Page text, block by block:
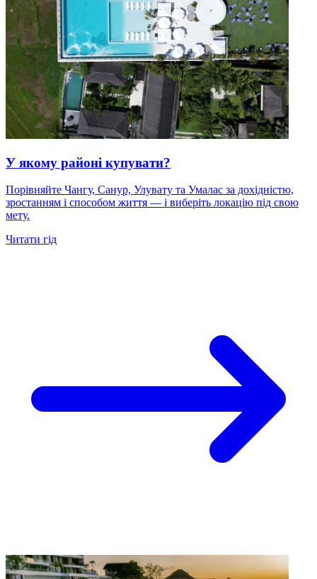
У якому районі купувати?
Порівняйте Чангу, Санур, Улувату та Умалас за дохідністю,
зростанням і способом життя — і виберіть локацію під свою
мету.
Читати гід